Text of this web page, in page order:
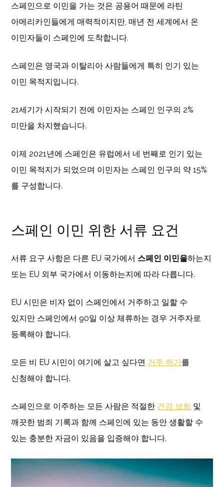
스페인으로 이민을 가는 것은 공용어 때문에 라틴
아메리카인들에게 매력적이지만, 매년 전 세계에서 온
이민자들이 스페인에 도착합니다.
스페인은 영국과 이탈리아 사람들에게 특히 인기 있는
이민 목적지입니다.
21세기가 시작되기 전에 이민자는 스페인 인구의 2%
미만을 차지했습니다.
이제 2021년에 스페인은 유럽에서 네 번째로 인기 있는
이민 목적지가 되었으며 이민자는 스페인 인구의 약 15%
를 구성합니다.
스페인 이민 위한 서류 요건
서류 요구 사항은 다른 EU 국가에서 스페인 이민을하는지
또는 EU 외부 국가에서 이동하는지에 따라 다릅니다.
EU 시민은 비자 없이 스페인에서 거주하고 일할 수
있지만 스페인에서 90일 이상 체류하는 경우 거주자로
등록해야 합니다.
모든 비 EU 시민이 여기에 살고 싶다면 거주 허가를
신청해야 합니다.
스페인으로 이주하는 모든 사람은 적절한 건강 보험 및
깨끗한 범죄 기록과 함께 스페인에 있는 동안 생활할 수
있는 충분한 자금이 있음을 입증해야 합니다.